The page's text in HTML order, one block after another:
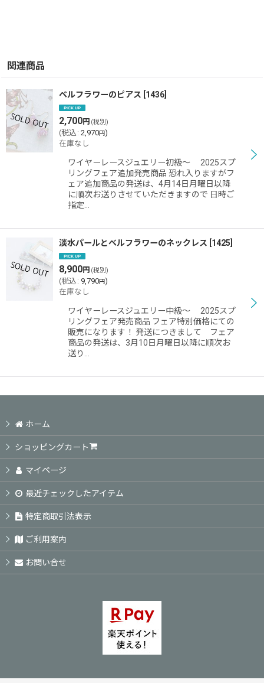
関連商品
ベルフラワーのピアス 1436
2,700円 (税別)
(税込 : 2,970円)
在庫なし
ワイヤーレースジュエリー初級〜 2025スプ
リングフェア追加発売商品 恐れ入りますがフ
ェア追加商品の発送は、4月14日月曜日以降
に順次お送りさせていただきますので 日時ご
指定…
淡水パールとベルフラワーのネックレス 1425
8,900円 (税別)
(税込 : 9,790円)
在庫なし
ワイヤーレースジュエリー中級〜 2025スプ
リングフェア発売商品 フェア特別価格にての
販売になります！ 発送につきまして フェア
商品の発送は、3月10日月曜日以降に順次お
送り…
ホーム
ショッピングカート
マイページ
最近チェックしたアイテム
特定商取引法表示
ご利用案内
お問い合せ